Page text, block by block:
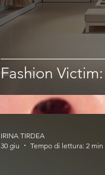
Fashion
IRINA TIRDEA
30 giu
Tempo di lettura: 2 min